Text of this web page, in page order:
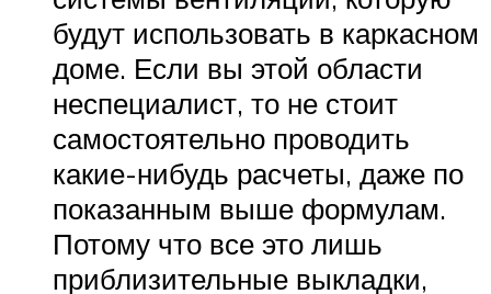
будут использовать в каркасном
доме. Если вы этой области
неспециалист, то не стоит
самостоятельно проводить
какие-нибудь расчеты, даже по
показанным выше формулам.
Потому что все это лишь
приблизительные выкладки,